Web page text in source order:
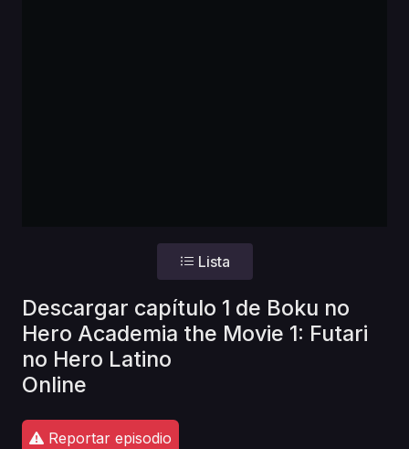
Lista
Descargar capítulo 1 de Boku no
Hero Academia the Movie 1: Futari
no Hero Latino
Online
Reportar episodio